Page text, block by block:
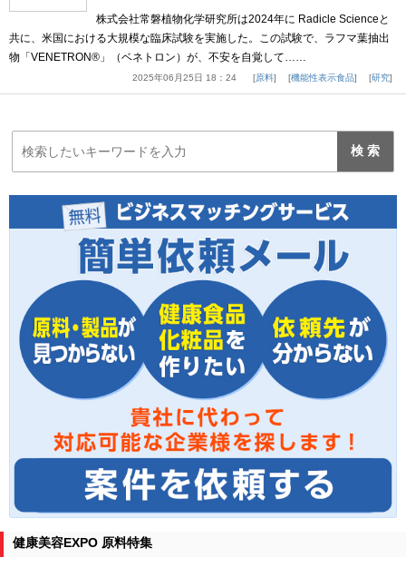
株式会社常磐植物化学研究所は2024年に Radicle Scienceと
共に、米国における大規模な臨床試験を実施した。この試験で、ラフマ葉抽出
物「VENETRON®」（ベネトロン）が、不安を自覚して……
2025年06月25日 18：24 原料 機能性表示食品 研究
健康美容EXPO 原料特集